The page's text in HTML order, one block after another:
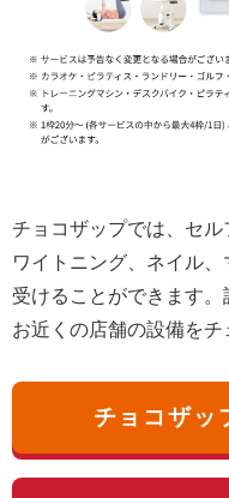
チョコザップでは、セ
ワイトニング、ネイル
受けることができます。
お近くの店舗の設備をチ
チョコザッ